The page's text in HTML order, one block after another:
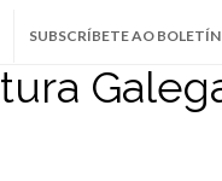
SUBSCRÍBETE AO BOLETÍN